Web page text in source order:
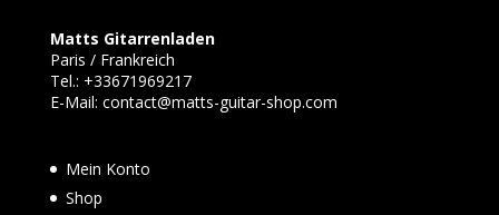
Matts Gitarrenladen
Paris / Frankreich
Tel.: +33671969217
E-Mail: contact@matts-guitar-shop.com
Mein Konto
Shop